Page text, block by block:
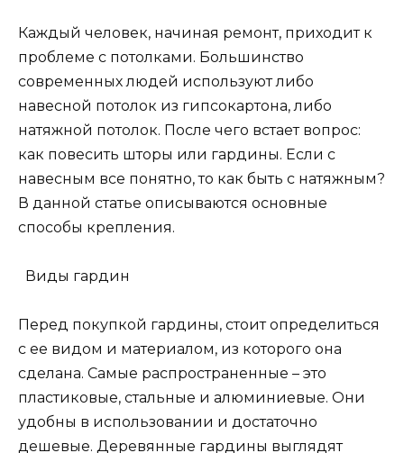
Каждый человек, начиная ремонт, приходит к
проблеме с потолками. Большинство
современных людей используют либо
навесной потолок из гипсокартона, либо
натяжной потолок. После чего встает вопрос:
как повесить шторы или гардины. Если с
навесным все понятно, то как быть с натяжным?
В данной статье описываются основные
способы крепления.
Виды гардин
Перед покупкой гардины, стоит определиться
с ее видом и материалом, из которого она
сделана. Самые распространенные – это
пластиковые, стальные и алюминиевые. Они
удобны в использовании и достаточно
дешевые. Деревянные гардины выглядят